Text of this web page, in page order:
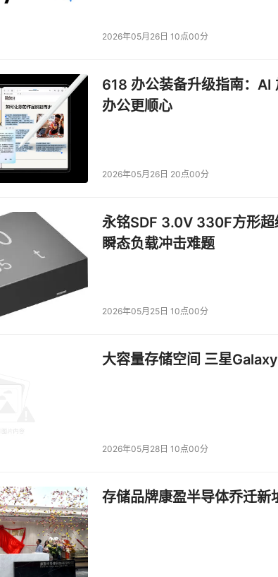
2026年05月26日 10点00分
618 办公装备升级指南：AI
办公更顺心
2026年05月26日 20点00分
永铭SDF 3.0V 330F方形
瞬态负载冲击难题
2026年05月25日 10点00分
大容量存储空间 三星
2026年05月28日 10点00分
存储品牌康盈半导体乔迁新